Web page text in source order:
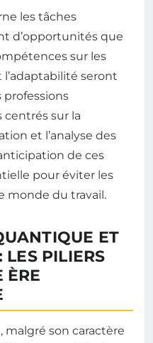
les tâches
d’opportunités que
sur les
seront
professions
centrés sur la
et l’analyse des
de ces
pour éviter les
monde du travail.
ET
LES PILIERS
ÈRE
malgré son caractère